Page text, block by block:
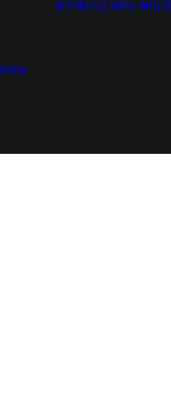
BONECOS BIME